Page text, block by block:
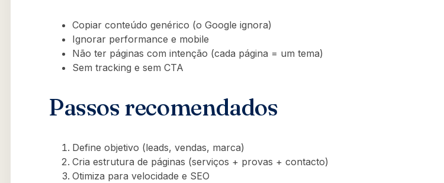
Copiar conteúdo genérico (o Google ignora)
Ignorar performance e mobile
Não ter páginas com intenção (cada página = um tema)
Sem tracking e sem CTA
Passos recomendados
Define objetivo (leads, vendas, marca)
Cria estrutura de páginas (serviços + provas + contacto)
Otimiza para velocidade e SEO